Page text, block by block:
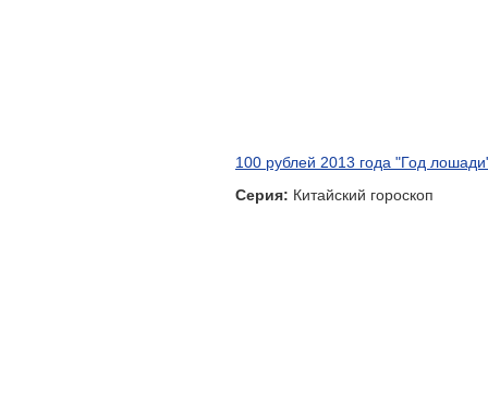
100 рублей 2013 года "Год
Серия: Китайский гороскоп